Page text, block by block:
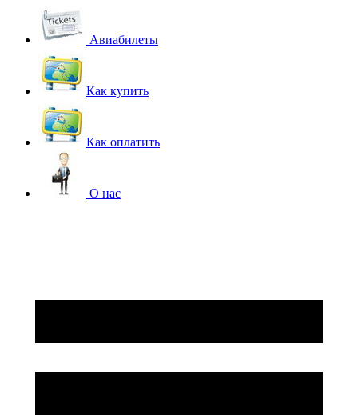
Авиабилеты
Как купить
Как оплатить
О нас